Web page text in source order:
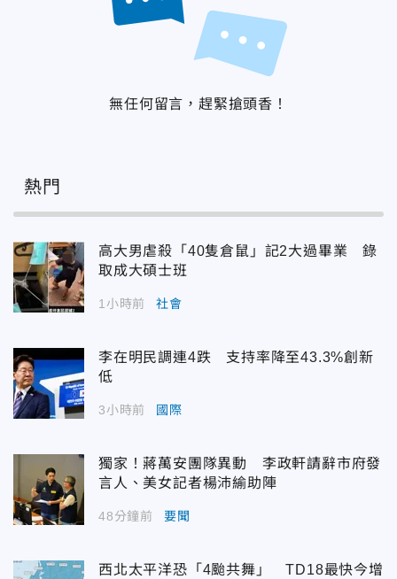
無任何留言，趕緊搶頭香！
熱門
高大男虐殺「40隻倉鼠」記2大過畢業 錄
取成大碩士班
1小時前 社會
李在明民調連4跌 支持率降至43.3%創新
低
3小時前 國際
獨家！蔣萬安團隊異動 李政軒請辭市府發
言人、美女記者楊沛緰助陣
48分鐘前 要聞
西北太平洋恐「4颱共舞」 TD18最快今增